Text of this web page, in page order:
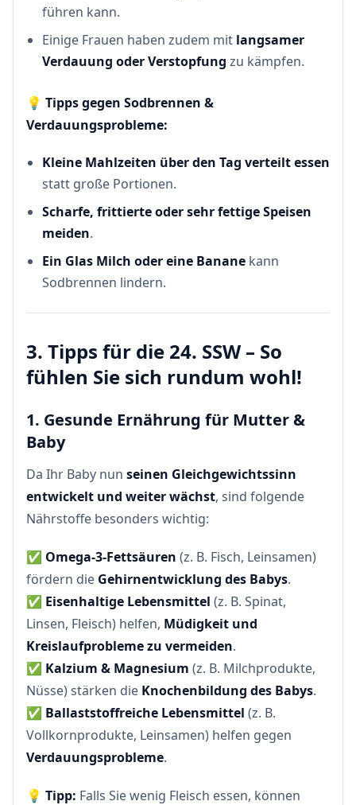
führen kann.
Einige Frauen haben zudem mit langsamer
Verdauung oder Verstopfung zu kämpfen.
💡 Tipps gegen Sodbrennen &
Verdauungsprobleme:
Kleine Mahlzeiten über den Tag verteilt essen
statt große Portionen.
Scharfe, frittierte oder sehr fettige Speisen
meiden.
Ein Glas Milch oder eine Banane kann
Sodbrennen lindern.
3. Tipps für die 24. SSW – So
fühlen Sie sich rundum wohl!
1. Gesunde Ernährung für Mutter &
Baby
Da Ihr Baby nun seinen Gleichgewichtssinn
entwickelt und weiter wächst, sind folgende
Nährstoffe besonders wichtig:
✅ Omega-3-Fettsäuren (z. B. Fisch, Leinsamen)
fördern die Gehirnentwicklung des Babys.
✅ Eisenhaltige Lebensmittel (z. B. Spinat,
Linsen, Fleisch) helfen, Müdigkeit und
Kreislaufprobleme zu vermeiden.
✅ Kalzium & Magnesium (z. B. Milchprodukte,
Nüsse) stärken die Knochenbildung des Babys.
✅ Ballaststoffreiche Lebensmittel (z. B.
Vollkornprodukte, Leinsamen) helfen gegen
Verdauungsprobleme.
💡 Tipp: Falls Sie wenig Fleisch essen, können